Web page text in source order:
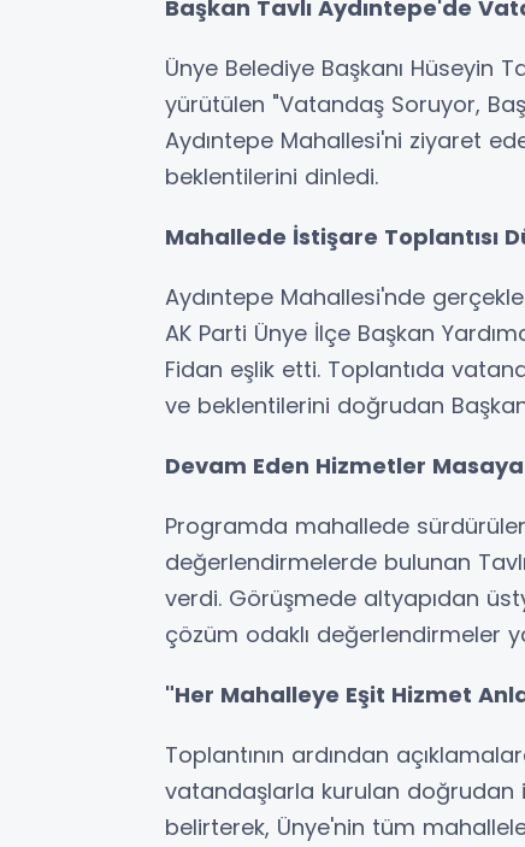
Başkan Tavlı Aydıntepe'de
Ünye Belediye Başkanı Hüseyin
yürütülen "Vatandaş Soruyor,
Aydıntepe Mahallesi'ni ziyaret
beklentilerini dinledi.
Mahallede İstişare Toplantısı
Aydıntepe Mahallesi'nde
AK Parti Ünye İlçe Başkan
Fidan eşlik etti. Toplantıda
ve beklentilerini doğrudan
Devam Eden Hizmetler Masaya
Programda mahallede
değerlendirmelerde bulunan
verdi. Görüşmede altyapıdan
çözüm odaklı değerlendirmeler
"Her Mahalleye Eşit Hizmet
Toplantının ardından
vatandaşlarla kurulan doğrudan
belirterek, Ünye'nin tüm